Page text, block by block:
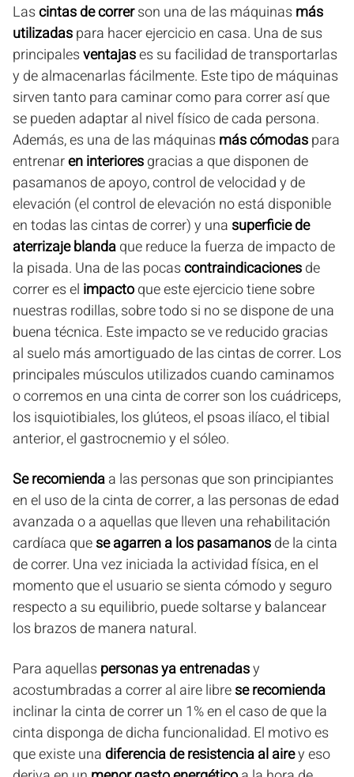
Lascintas de correrson una de las máquinasmás
utilizadaspara hacer ejercicio en casa. Una de sus
principalesventajases su facilidad de transportarlas
y de almacenarlas fácilmente. Este tipo de máquinas
sirven tanto para caminar como para correr así que
se pueden adaptar al nivel físico de cada persona.
Además, es una de las máquinasmás cómodaspara
entrenaren interioresgracias a que disponen de
pasamanos de apoyo, control de velocidad y de
elevación (el control de elevación no está disponible
en todas las cintas de correr) y una superficie de
aterrizaje blandaque reduce la fuerza de impacto de
la pisada. Una de las pocascontraindicacionesde
correr es el impactoque este ejercicio tiene sobre
nuestras rodillas, sobre todo si no se dispone de una
buena técnica. Este impacto se ve reducido gracias
al suelo más amortiguado de las cintas de correr. Los
principales músculos utilizados cuando caminamos
o corremos en una cinta de correr son los cuádriceps,
los isquiotibiales, los glúteos, el psoas ilíaco, el tibial
anterior, el gastrocnemio y el sóleo.
Se recomiendaa las personas que son principiantes
en el uso de la cinta de correr, a las personas de edad
avanzada o a aquellas que lleven una rehabilitación
cardíaca quese agarren a los pasamanosde la cinta
de correr. Una vez iniciada la actividad física, en el
momento que el usuario se sienta cómodo y seguro
respecto a su equilibrio, puede soltarse y balancear
los brazos de manera natural.
Para aquellaspersonas ya entrenadasy
acostumbradas a correr al aire librese recomienda
inclinar la cinta de correr un 1% en el caso de que la
cinta disponga de dicha funcionalidad. El motivo es
que existe una diferencia de resistencia al airey eso